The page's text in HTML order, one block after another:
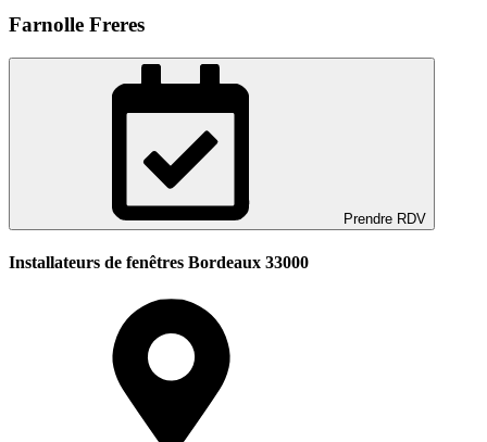
Farnolle Freres
Prendre RDV
Installateurs de fenêtres Bordeaux 33000